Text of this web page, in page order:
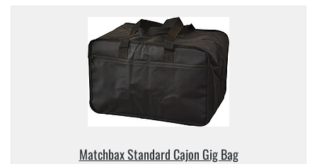
Matchbax Standard Cajon Gig Bag